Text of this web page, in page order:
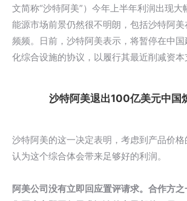
文简称“沙特阿美”）今年上半年利润出现
能源市场前景仍然很不明朗，包括沙特阿
频频。日前，沙特阿美表示，将暂停在中
化综合设施的协议，以履行其最近削减资本
沙特阿美退出100亿美元中国
沙特阿美的这一决定表明，考虑到产品价
认为这个综合体会带来足够好的利润。
阿美公司没有立即回应置评请求。合作方